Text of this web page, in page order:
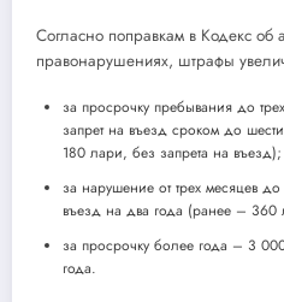
Согласно поправкам в Кодекс об
правонарушениях, штрафы
за просрочку пребывания до
запрет на въезд сроком до
180 лари, без запрета на въезд);
за нарушение от трех месяцев
въезд на два года (ранее – 360
за просрочку более года – 3
года.